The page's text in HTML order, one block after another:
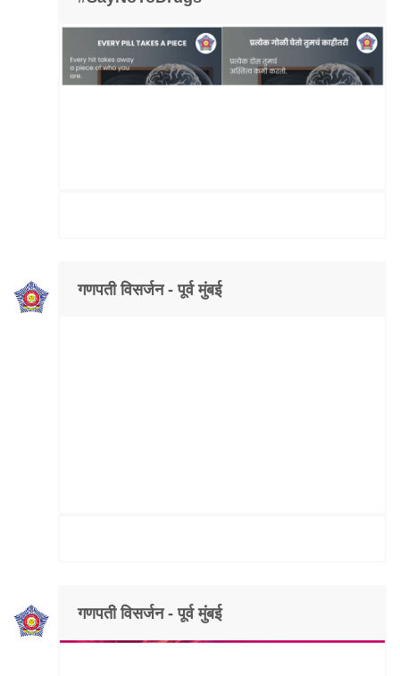
गणपती विसर्जन - पूर्व मुंबई
गणपती विसर्जन - पूर्व मुंबई